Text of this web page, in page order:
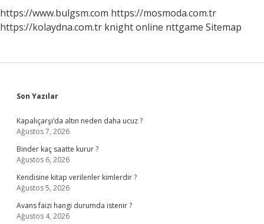
https://www.bulgsm.com https://mosmoda.com.tr
https://kolaydna.com.tr knight online nttgame Sitemap
Sidebar
Son Yazılar
Kapalıçarşı’da altın neden daha ucuz ?
Ağustos 7, 2026
Binder kaç saatte kurur ?
Ağustos 6, 2026
Kendisine kitap verilenler kimlerdir ?
Ağustos 5, 2026
Avans faizi hangi durumda istenir ?
Ağustos 4, 2026